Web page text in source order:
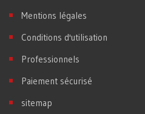
Mentions légales
Conditions d'utilisation
Professionnels
Paiement sécurisé
sitemap